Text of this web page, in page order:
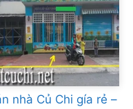
nhà Củ Chi gía rẻ –